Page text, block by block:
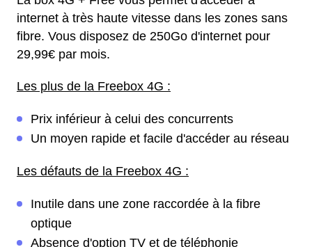
internet à très haute vitesse dans les zones sans
fibre. Vous disposez de 250Go d'internet pour
29,99€ par mois.
Les plus de la Freebox 4G :
Prix inférieur à celui des concurrents
Un moyen rapide et facile d'accéder au réseau
Les défauts de la Freebox 4G :
Inutile dans une zone raccordée à la fibre
optique
Absence d'option TV et de téléphonie